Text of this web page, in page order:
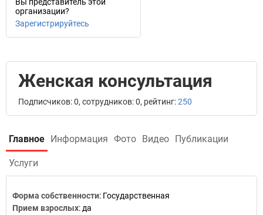
организации?
Зарегистрируйтесь
Женская консультация
Подписчиков: 0, сотрудников: 0, рейтинг:250
Главное Информация Фото Видео Публикации
Услуги
Форма собственности: Государственная
Прием взрослых: да